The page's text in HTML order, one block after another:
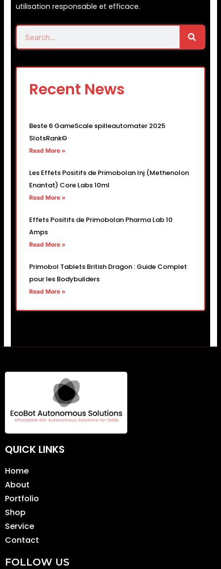
utilisation responsable et efficace.
Search Search
Recent News
Beste 6 GameScale spilleautomater 2025
SlotsRank©
Read More »
Les Effets Positifs de Primobolan Inj (Methenolon
Enantat) Core Labs 10ml
Read More »
Effets Positifs de Primobolan Pharma Lab 10
Amps
Read More »
Primobol Tablets British Dragon : Guide Complet
pour les Bodybuilders
Read More »
QUICK LINKS
Home
About
Portfolio
Shop
Service
Contact
FOLLOW US